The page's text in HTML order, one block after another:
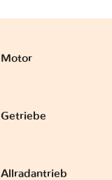
Motor
Getriebe
Allradantrieb